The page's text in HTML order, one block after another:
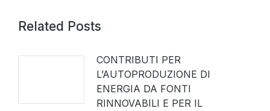
Related Posts
CONTRIBUTI PER
L’AUTOPRODUZIONE DI
ENERGIA DA FONTI
RINNOVABILI E PER IL